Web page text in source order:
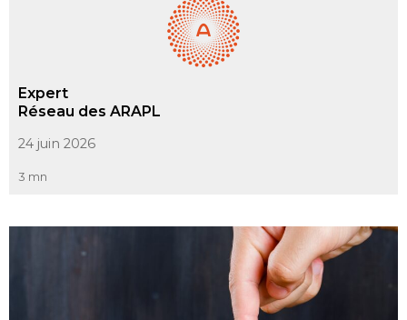
Expert
Réseau des ARAPL
24 juin 2026
3 mn